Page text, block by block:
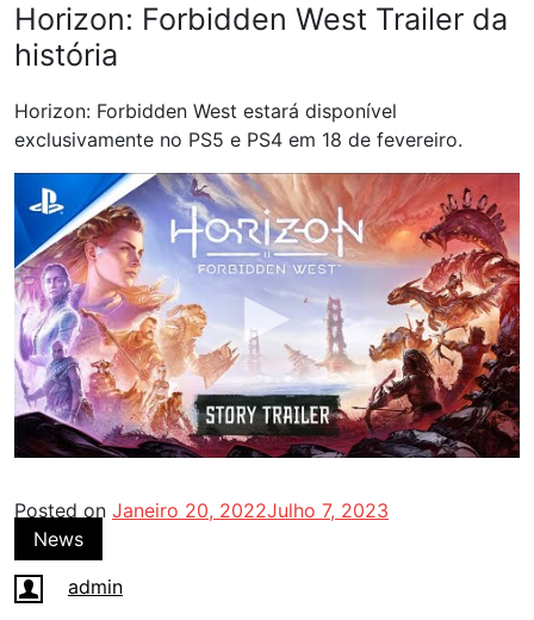
Horizon: Forbidden West Trailer da
história
Horizon: Forbidden West estará disponível
exclusivamente no PS5 e PS4 em 18 de fevereiro.
Posted on Janeiro 20, 2022Julho 7, 2023
News
admin